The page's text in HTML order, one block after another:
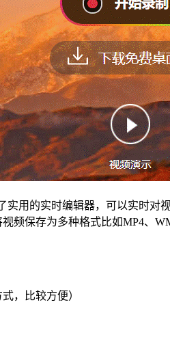
实用的实时编辑器，可以实时
频保存为多种格式比如MP4、
，比较方便）